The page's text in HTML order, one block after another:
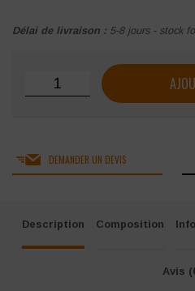
Délai de livraison : 5-8 jours - stock
quantité de Chasuble femme
DEMANDER UN DEVIS
Description Composition
Avis